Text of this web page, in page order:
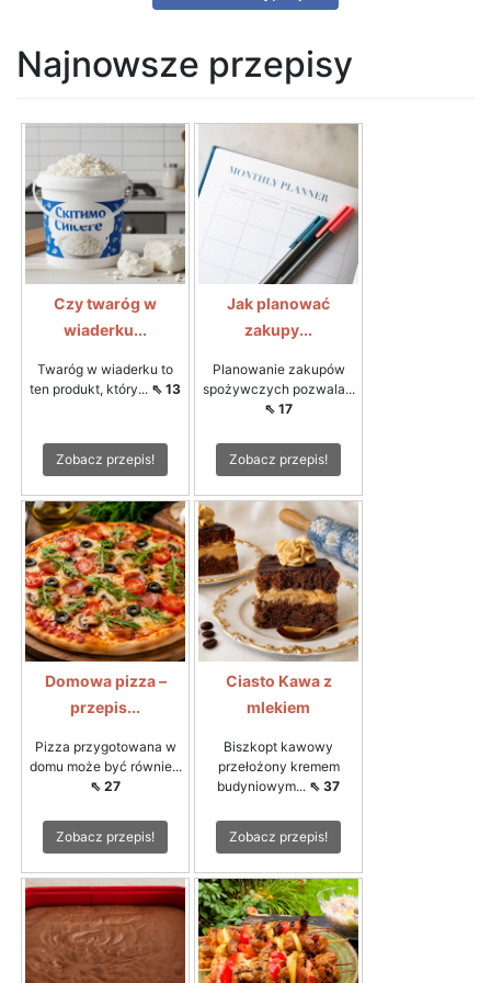
Najnowsze przepisy
Czy twaróg w
wiaderku...
Twaróg w wiaderku to
ten produkt, który... ⇖ 13
Zobacz przepis!
Jak planować
zakupy...
Planowanie zakupów
spożywczych pozwala...
⇖ 17
Zobacz przepis!
Domowa pizza –
przepis...
Pizza przygotowana w
domu może być równie...
⇖ 27
Zobacz przepis!
Ciasto Kawa z
mlekiem
Biszkopt kawowy
przełożony kremem
budyniowym... ⇖ 37
Zobacz przepis!